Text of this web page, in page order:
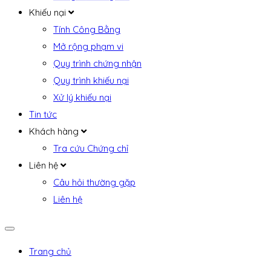
Khiếu nại
Tính Công Bằng
Mở rộng phạm vi
Quy trình chứng nhận
Quy trình khiếu nại
Xử lý khiếu nại
Tin tức
Khách hàng
Tra cứu Chứng chỉ
Liên hệ
Câu hỏi thường gặp
Liên hệ
Trang chủ